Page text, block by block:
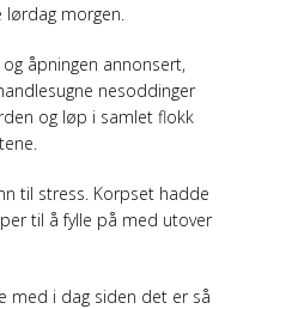
morgen.
åpningen annonsert,
nesoddinger
og løp i samlet flokk
til stress. Korpset hadde
til å fylle på med utover
med i dag siden det er så